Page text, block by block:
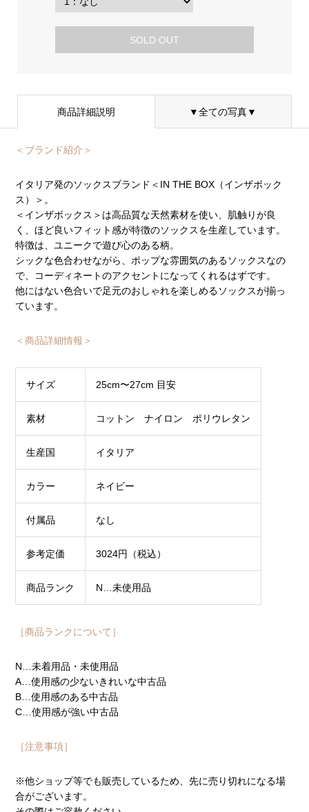
SOLD OUT
商品詳細説明 ▼全ての写真▼
＜ブランド紹介＞
イタリア発のソックスブランド＜IN THE BOX（インザボック
ス）＞。
＜インザボックス＞は高品質な天然素材を使い、肌触りが良
く、ほど良いフィット感が特徴のソックスを生産しています。
特徴は、ユニークで遊び心のある柄。
シックな色合わせながら、ポップな雰囲気のあるソックスなの
で、コーディネートのアクセントになってくれるはずです。
他にはない色合いで足元のおしゃれを楽しめるソックスが揃っ
ています。
＜商品詳細情報＞
サイズ 25cm〜27cm 目安
素材 コットン ナイロン ポリウレタン
生産国 イタリア
カラー ネイビー
付属品 なし
参考定価 3024円（税込）
商品ランク N…未使用品
［商品ランクについて］
N…未着用品・未使用品
A…使用感の少ないきれいな中古品
B…使用感のある中古品
C…使用感が強い中古品
［注意事項］
※他ショップ等でも販売しているため、先に売り切れになる場
合がございます。